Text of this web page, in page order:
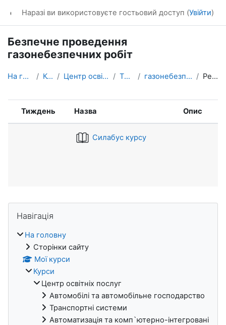
Наразі ви використовуєте гостьовий доступ (Увійти)
Безпечне проведення
газонебезпечних робіт
На головну Курси Центр освітніх послуг ТРДК-ІК газонебезпечні роботи Ресурси
Тиждень Назва Опис
Силабус курсу
Блоки
Навігація
На головну
Сторінки сайту
Мої курси
Курси
Центр освітніх послуг
Автомобілі та автомобільне господарство
Транспортні системи
Автоматизація та комп`ютерно-інтегровані